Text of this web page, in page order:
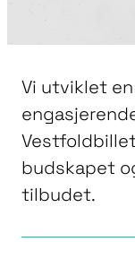
Vi utviklet
budskapet
tilbudet.